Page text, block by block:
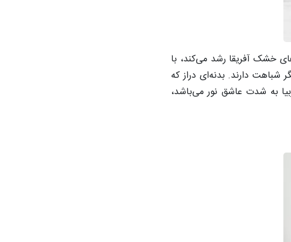
خشک آفریقا رشد می‌کند، با
شباهت دارند. بدنه‌ای دراز که
شود. جالب است بدانید افوربیا به شدت عاشق نور می‌باشد،